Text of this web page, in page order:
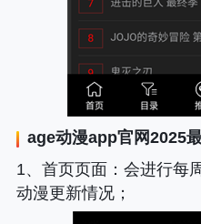
age动漫app官网2025
1、 首页页面：会进行每
动漫更新情况；